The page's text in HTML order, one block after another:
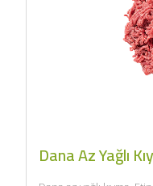
Dana Az Yağlı